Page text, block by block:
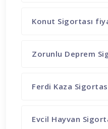
Konut Sigortası
Zorunlu Deprem
Ferdi Kaza
Evcil Hayvan